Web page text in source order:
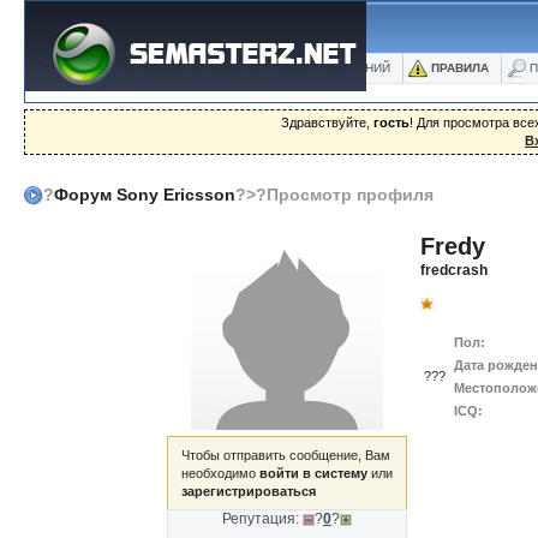
ФОРУМ БЛОГИ ФОТО БАЗА ЗНАНИЙ ПРАВИЛА
Здравствуйте, гость! Для просмотра
?Форум Sony Ericsson?>?Просмотр профиля
Чтобы отправить сообщение, Вам
необходимо войти в систему или
зарегистрироваться
Репутация: ?0?
Fredy
fredcrash
???
Пол:
Дата
ICQ: